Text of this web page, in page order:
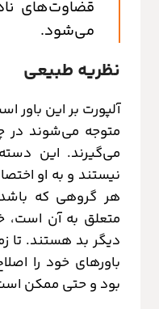
قضاوت‌های
می‌شود.
نظریه طبیعی
آلپورت بر این باور
متوجه می‌شوند در
می‌گیرند. این
نیستند و به او
هر گروهی که
متعلق به آن
دیگر بد هستند. تا
باورهای خود را
بود و حتی ممکن